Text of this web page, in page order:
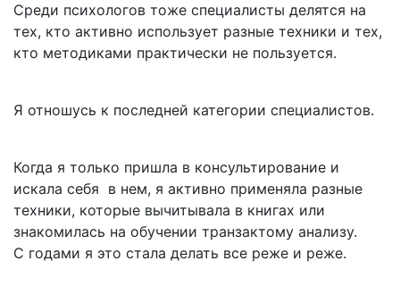
Среди психологов тоже специалисты делятся на
тех, кто активно использует разные техники и тех,
кто методиками практически не пользуется.
Я отношусь к последней категории специалистов.
Когда я только пришла в консультирование и
искала себя в нем, я активно применяла разные
техники, которые вычитывала в книгах или
знакомилась на обучении транзактому анализу.
С годами я это стала делать все реже и реже.